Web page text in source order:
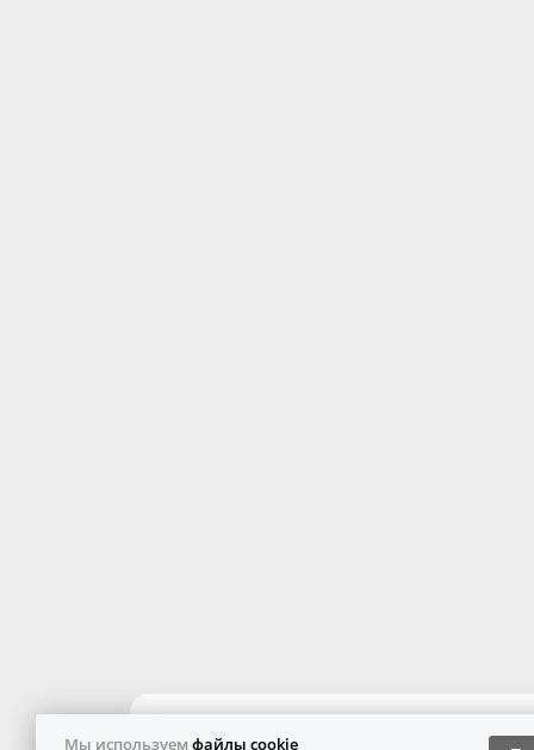
Мы используем файлы cookie